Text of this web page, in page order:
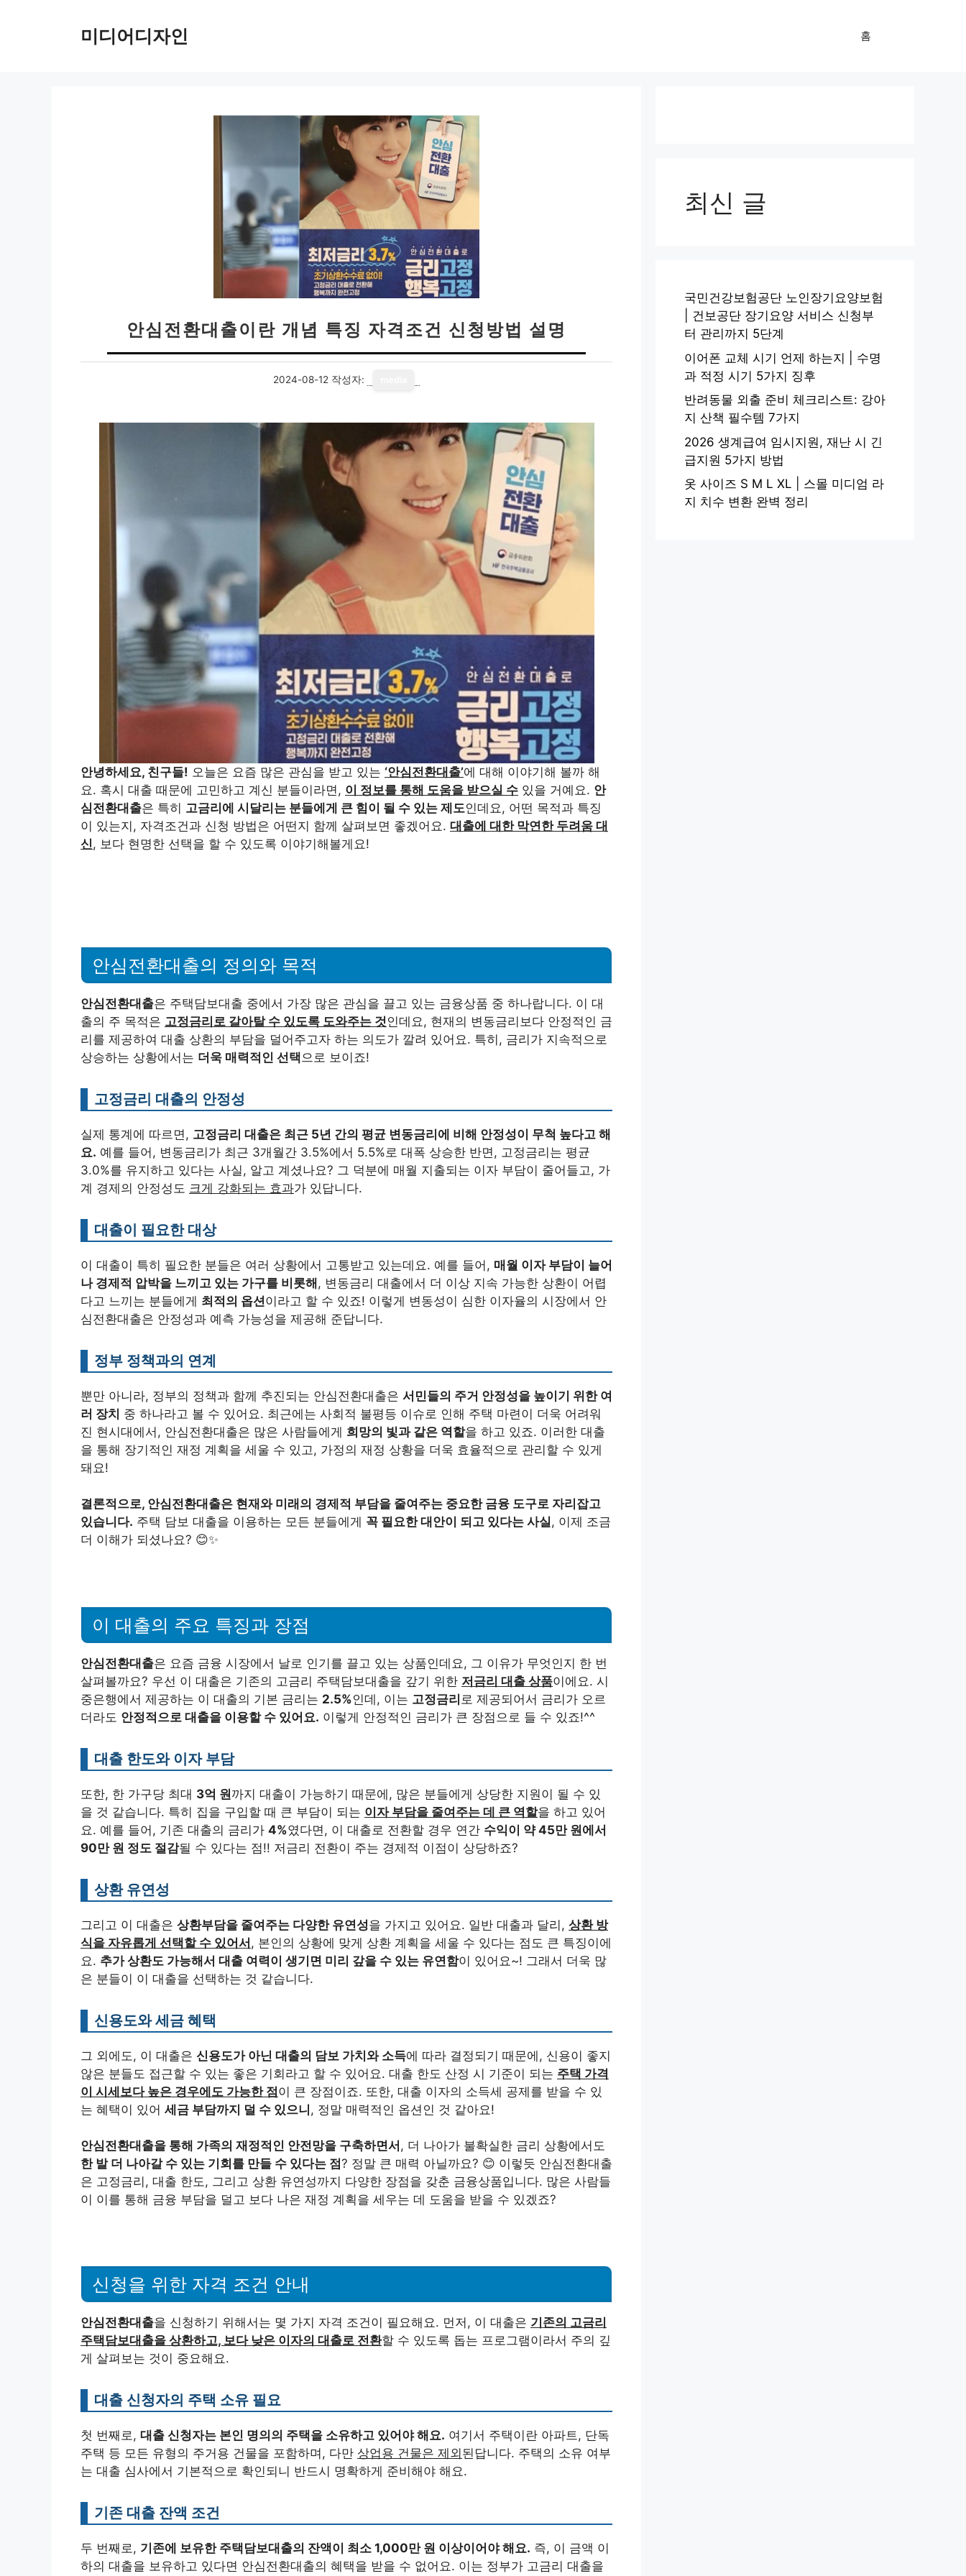
미디어디자인 홈
안심전환대출이란 개념 특징 자격조건 신청방법 설명
2024-08-12 작성자:
안녕하세요, 친구들! 오늘은 요즘 많은 관심을 받고 있는 ‘안심전환대출’에 대해 이야기해 볼까 해
요. 혹시 대출 때문에 고민하고 계신 분들이라면, 이 정보를 통해 도움을 받으실 수 있을 거예요. 안
심전환대출은 특히 고금리에 시달리는 분들에게 큰 힘이 될 수 있는 제도인데요, 어떤 목적과 특징
이 있는지, 자격조건과 신청 방법은 어떤지 함께 살펴보면 좋겠어요. 대출에 대한 막연한 두려움 대
신, 보다 현명한 선택을 할 수 있도록 이야기해볼게요!
안심전환대출의 정의와 목적
안심전환대출은 주택담보대출 중에서 가장 많은 관심을 끌고 있는 금융상품 중 하나랍니다. 이 대
출의 주 목적은 고정금리로 갈아탈 수 있도록 도와주는 것 인데요, 현재의 변동금리보다 안정적인 금
리를 제공하여 대출 상환의 부담을 덜어주고자 하는 의도가 깔려 있어요. 특히, 금리가 지속적으로
상승하는 상황에서는 더욱 매력적인 선택으로 보이죠!
고정금리 대출의 안정성
실제 통계에 따르면, 고정금리 대출은 최근 5년 간의 평균 변동금리에 비해 안정성이 무척 높다고 해
요. 예를 들어, 변동금리가 최근 3개월간 3.5%에서 5.5%로 대폭 상승한 반면, 고정금리는 평균
3.0%를 유지하고 있다는 사실, 알고 계셨나요? 그 덕분에 매월 지출되는 이자 부담이 줄어들고, 가
계 경제의 안정성도 크게 강화되는 효과가 있답니다.
대출이 필요한 대상
이 대출이 특히 필요한 분들은 여러 상황에서 고통받고 있는데요. 예를 들어, 매월 이자 부담이 늘어
나 경제적 압박을 느끼고 있는 가구를 비롯해, 변동금리 대출에서 더 이상 지속 가능한 상환이 어렵
다고 느끼는 분들에게 최적의 옵션이라고 할 수 있죠! 이렇게 변동성이 심한 이자율의 시장에서 안
심전환대출은 안정성과 예측 가능성을 제공해 준답니다.
정부 정책과의 연계
뿐만 아니라, 정부의 정책과 함께 추진되는 안심전환대출은 서민들의 주거 안정성을 높이기 위한 여
러 장치 중 하나라고 볼 수 있어요. 최근에는 사회적 불평등 이슈로 인해 주택 마련이 더욱 어려워
진 현시대에서, 안심전환대출은 많은 사람들에게 희망의 빛과 같은 역할을 하고 있죠. 이러한 대출
을 통해 장기적인 재정 계획을 세울 수 있고, 가정의 재정 상황을 더욱 효율적으로 관리할 수 있게
돼요!
결론적으로, 안심전환대출은 현재와 미래의 경제적 부담을 줄여주는 중요한 금융 도구로 자리잡고
있습니다. 주택 담보 대출을 이용하는 모든 분들에게 꼭 필요한 대안이 되고 있다는 사실, 이제 조금
더 이해가 되셨나요? 😊✨
이 대출의 주요 특징과 장점
안심전환대출은 요즘 금융 시장에서 날로 인기를 끌고 있는 상품인데요, 그 이유가 무엇인지 한 번
살펴볼까요? 우선 이 대출은 기존의 고금리 주택담보대출을 갚기 위한 저금리 대출 상품이에요. 시
중은행에서 제공하는 이 대출의 기본 금리는 2.5%인데, 이는 고정금리 로 제공되어서 금리가 오르
더라도 안정적으로 대출을 이용할 수 있어요. 이렇게 안정적인 금리가 큰 장점으로 들 수 있죠!^^
대출 한도와 이자 부담
또한, 한 가구당 최대 3억 원까지 대출이 가능하기 때문에, 많은 분들에게 상당한 지원이 될 수 있
을 것 같습니다. 특히 집을 구입할 때 큰 부담이 되는 이자 부담을 줄여주는 데 큰 역할을 하고 있어
요. 예를 들어, 기존 대출의 금리가 4%였다면, 이 대출로 전환할 경우 연간 수익이 약 45만 원에서
90만 원 정도 절감될 수 있다는 점!! 저금리 전환이 주는 경제적 이점이 상당하죠?
상환 유연성
그리고 이 대출은 상환부담을 줄여주는 다양한 유연성을 가지고 있어요. 일반 대출과 달리, 상환 방
식을 자유롭게 선택할 수 있어서, 본인의 상황에 맞게 상환 계획을 세울 수 있다는 점도 큰 특징이에
요. 추가 상환도 가능해서 대출 여력이 생기면 미리 갚을 수 있는 유연함이 있어요~! 그래서 더욱 많
은 분들이 이 대출을 선택하는 것 같습니다.
신용도와 세금 혜택
그 외에도, 이 대출은 신용도가 아닌 대출의 담보 가치와 소득에 따라 결정되기 때문에, 신용이 좋지
않은 분들도 접근할 수 있는 좋은 기회라고 할 수 있어요. 대출 한도 산정 시 기준이 되는 주택 가격
이 시세보다 높은 경우에도 가능한 점이 큰 장점이죠. 또한, 대출 이자의 소득세 공제를 받을 수 있
는 혜택이 있어 세금 부담까지 덜 수 있으니, 정말 매력적인 옵션인 것 같아요!
안심전환대출을 통해 가족의 재정적인 안전망을 구축하면서 , 더 나아가 불확실한 금리 상황에서도
한 발 더 나아갈 수 있는 기회를 만들 수 있다는 점? 정말 큰 매력 아닐까요? 😊 이렇듯 안심전환대출
은 고정금리, 대출 한도, 그리고 상환 유연성까지 다양한 장점을 갖춘 금융상품입니다. 많은 사람들
이 이를 통해 금융 부담을 덜고 보다 나은 재정 계획을 세우는 데 도움을 받을 수 있겠죠?
신청을 위한 자격 조건 안내
안심전환대출을 신청하기 위해서는 몇 가지 자격 조건이 필요해요. 먼저, 이 대출은 기존의 고금리
주택담보대출을 상환하고, 보다 낮은 이자의 대출로 전환할 수 있도록 돕는 프로그램이라서 주의 깊
게 살펴보는 것이 중요해요.
대출 신청자의 주택 소유 필요
첫 번째로, 대출 신청자는 본인 명의의 주택을 소유하고 있어야 해요. 여기서 주택이란 아파트, 단독
주택 등 모든 유형의 주거용 건물을 포함하며, 다만 상업용 건물은 제외 된답니다. 주택의 소유 여부
는 대출 심사에서 기본적으로 확인되니 반드시 명확하게 준비해야 해요.
기존 대출 잔액 조건
두 번째로, 기존에 보유한 주택담보대출의 잔액이 최소 1,000만 원 이상이어야 해요. 즉, 이 금액 이
하의 대출을 보유하고 있다면 안심전환대출의 혜택을 받을 수 없어요. 이는 정부가 고금리 대출을
최신 글
국민건강보험공단 노인장기요양보험
| 건보공단 장기요양 서비스 신청부
터 관리까지 5단계
이어폰 교체 시기 언제 하는지 | 수명
과 적정 시기 5가지 징후
반려동물 외출 준비 체크리스트: 강아
지 산책 필수템 7가지
2026 생계급여 임시지원, 재난 시 긴
급지원 5가지 방법
옷 사이즈 S M L XL | 스몰 미디엄 라
지 치수 변환 완벽 정리